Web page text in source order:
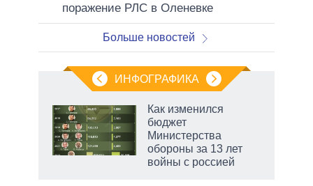
поражение РЛС в Оленевке
Больше новостей
ИНФОГРАФИКА
Как изменился
бюджет
Министерства
обороны за 13 лет
войны с россией